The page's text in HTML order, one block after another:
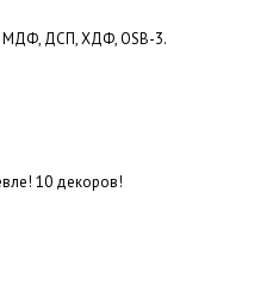
МДФ, ДСП, ХДФ, OSB-3.
10 декоров!